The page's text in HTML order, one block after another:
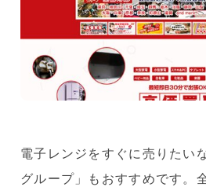
電子レンジをすぐに売りたい
グループ」もおすすめです。